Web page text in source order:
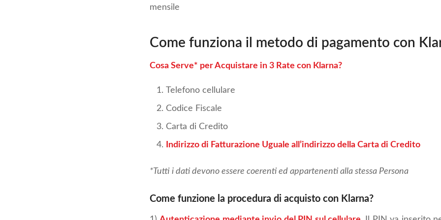
mensile
Come funziona il metodo di pagamento con
Cosa Serve* per Acquistare in 3 Rate con Klarna?
Telefono cellulare
Codice Fiscale
Carta di Credito
Indirizzo di Fatturazione Uguale all’indirizzo della Carta di Credito
*Tutti i dati devono essere coerenti ed appartenenti alla stessa Persona
Come funzione la procedura di acquisto con Klarna?